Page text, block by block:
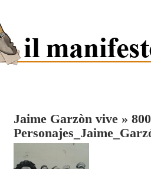
Jaime Garzòn vive »